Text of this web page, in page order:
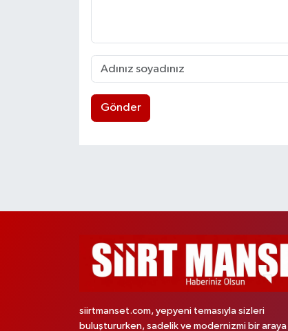
Gönder
siirtmanset.com, yepyeni temasıyla sizleri
buluştururken, sadelik ve modernizmi bir araya